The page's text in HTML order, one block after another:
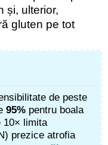
și, ulterior,
gluten pe tot
de peste
95%pentru boala
10× limita
prezice atrofia